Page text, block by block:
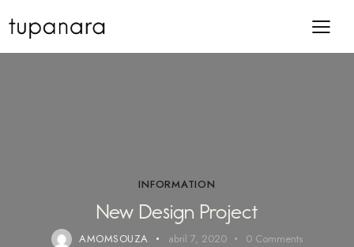
INFORMATION
New Design Project
AMOMSOUZA abril 7, 2020 0 Comments